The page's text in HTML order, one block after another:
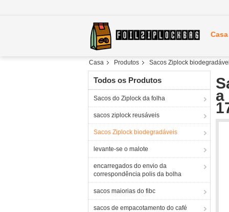
Casa
Casa Produtos Sacos Ziplock
Todos os Produtos
Sacos do Ziplock da folha
sacos ziplock reusáveis
Sacos Ziplock biodegradáveis
levante-se o malote
encarregados do envio da
correspondência polis da bolha
sacos maiorias do fibc
sacos de empacotamento do café
a